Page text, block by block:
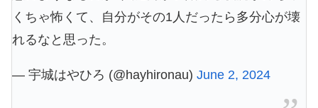
くちゃ怖くて、自分がその1人だったら多分心が壊
れるなと思った。
— 宇城はやひろ (@hayhironau) June 2, 2024